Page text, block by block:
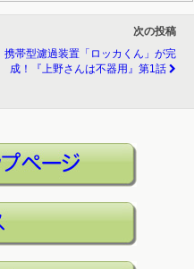
次の投稿
携帯型濾過装置「ロッカくん」が完
成！『上野さんは不器用』第1話